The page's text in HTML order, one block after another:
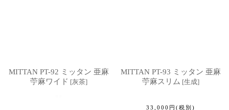
MITTAN PT-92 ミッタン 亜麻
苧麻ワイド [灰茶]
MITTAN PT-93 ミッタン 亜麻
苧麻スリム [生成]
33,000 円 (税別)